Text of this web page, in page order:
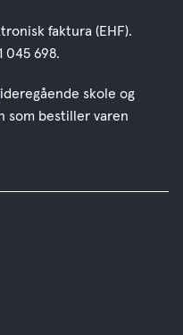
faktura (EHF).
045 698.
skole og
som bestiller varen